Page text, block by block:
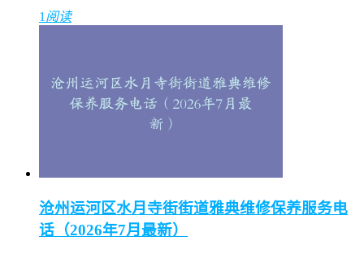
1 阅读
沧州运河区水月寺街街道雅典维修保养服务电
话（2026年7月最新）